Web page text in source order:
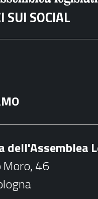
SUI SOCIAL
dell'Assemblea
Moro, 46